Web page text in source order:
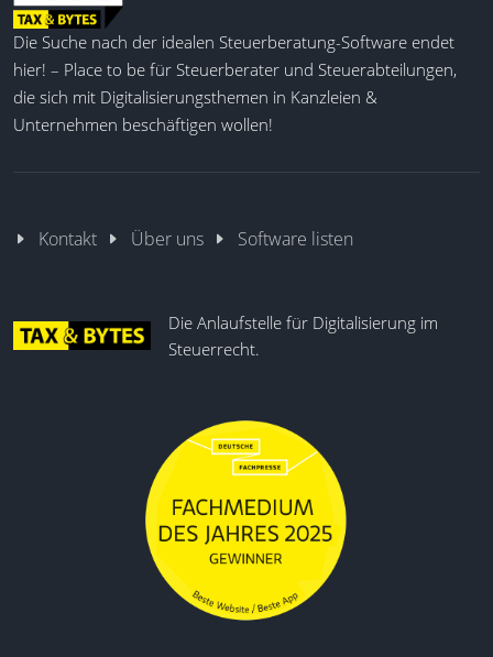
Die Suche nach der idealen Steuerberatung-Software endet
hier! – Place to be für Steuerberater und Steuerabteilungen,
die sich mit Digitalisierungsthemen in Kanzleien &
Unternehmen beschäftigen wollen!
Kontakt Über uns Software listen
Die Anlaufstelle für Digitalisierung im
Steuerrecht.